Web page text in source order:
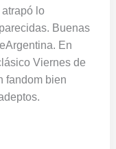
lo
Buenas
En
Viernes de
fandom bien